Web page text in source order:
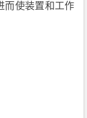
而使装置和工作